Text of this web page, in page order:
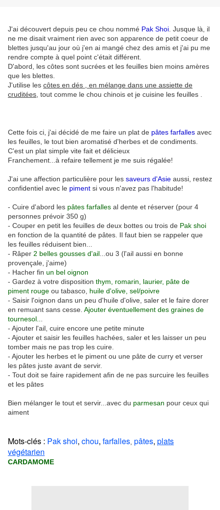
J'ai découvert depuis peu ce chou nommé Pak Shoi . Jusque là, il
ne me disait vraiment rien avec son apparence de petit coeur de
blettes jusqu'au jour où j'en ai mangé chez des amis et j'ai pu me
rendre compte à quel point c'était différent.
D'abord, les côtes sont sucrées et les feuilles bien moins amères
que les blettes.
J'utilise les côtes en dés , en mélange dans une assiette de
cruditées, tout comme le chou chinois et je cuisine les feuilles .
Cette fois ci, j'ai décidé de me faire un plat de pâtes farfalles avec
les feuilles, le tout bien aromatisé d'herbes et de condiments.
C'est un plat simple vite fait et délicieux
Franchement...à refaire tellement je me suis régalée!
J'ai une affection particulière pour les saveurs d'Asie aussi, restez
confidentiel avec le piment si vous n'avez pas l'habitude!
- Cuire d'abord les pâtes farfalles al dente et réserver (pour 4
personnes prévoir 350 g)
- Couper en petit les feuilles de deux bottes ou trois de Pak shoi
en fonction de la quantité de pâtes. Il faut bien se rappeler que
les feuilles réduisent bien...
- Râper 2 belles gousses d'ail ...ou 3 (l'ail aussi en bonne
provençale, j'aime)
- Hacher fin un bel oignon
- Gardez à votre disposition thym, romarin, laurier, pâte de
piment rouge ou tabasco, huile d'olive, sel/poivre
- Saisir l'oignon dans un peu d'huile d'olive, saler et le faire dorer
en remuant sans cesse. Ajouter éventuellement des graines de
tournesol..
- Ajouter l'ail, cuire encore une petite minute
- Ajouter et saisir les feuilles hachées, saler et les laisser un peu
tomber mais ne pas trop les cuire.
- Ajouter les herbes et le piment ou une pâte de curry et verser
les pâtes juste avant de servir.
- Tout doit se faire rapidement afin de ne pas surcuire les feuilles
et les pâtes
Bien mélanger le tout et servir...avec du parmesan pour ceux qui
aiment
Mots-clés : Pak shoi, chou, farfalles pâtes, plats
végétarien
CARDAMOME